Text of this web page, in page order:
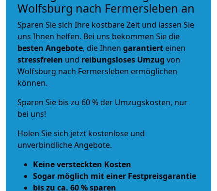
Wolfsburg nach Fermersleben an
Sparen Sie sich Ihre kostbare Zeit und lassen Sie
uns Ihnen helfen. Bei uns bekommen Sie die
besten Angebote, die Ihnen garantiert einen
stressfreien und reibungsloses Umzug von
Wolfsburg nach Fermersleben ermöglichen
können.
Sparen Sie bis zu 60 % der Umzugskosten, nur
bei uns!
Holen Sie sich jetzt kostenlose und
unverbindliche Angebote.
Keine versteckten Kosten
Sogar möglich mit einer Festpreisgarantie
bis zu ca. 60 % sparen